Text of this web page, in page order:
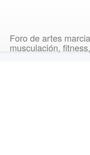
Foro de artes
musculación,